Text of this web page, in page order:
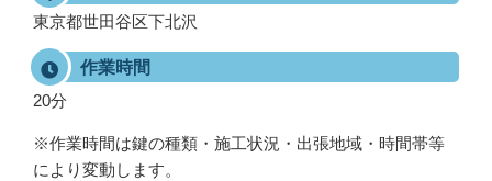
東京都世田谷区下北沢
作業時間
20分
※作業時間は鍵の種類・施工状況・出張地域・時間帯等
により変動します。